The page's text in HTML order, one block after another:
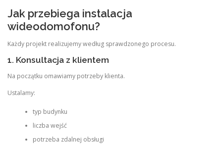
Jak przebiega instalacja
wideodomofonu?
Każdy projekt realizujemy według sprawdzonego procesu.
1. Konsultacja z klientem
Na początku omawiamy potrzeby klienta.
Ustalamy:
typ budynku
liczba wejść
potrzeba zdalnej obsługi